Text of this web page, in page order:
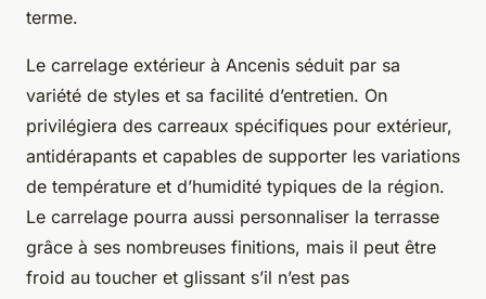
terme.
Le carrelage extérieur à Ancenis séduit par sa
variété de styles et sa facilité d’entretien. On
privilégiera des carreaux spécifiques pour extérieur,
antidérapants et capables de supporter les variations
de température et d’humidité typiques de la région.
Le carrelage pourra aussi personnaliser la terrasse
grâce à ses nombreuses finitions, mais il peut être
froid au toucher et glissant s’il n’est pas